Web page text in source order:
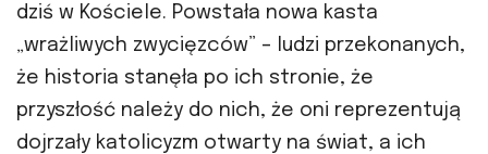
dziś w Kościele. Powstała nowa kasta
„wrażliwych zwycięzców” – ludzi przekonanych,
że historia stanęła po ich stronie, że
przyszłość należy do nich, że oni reprezentują
dojrzały katolicyzm otwarty na świat, a ich